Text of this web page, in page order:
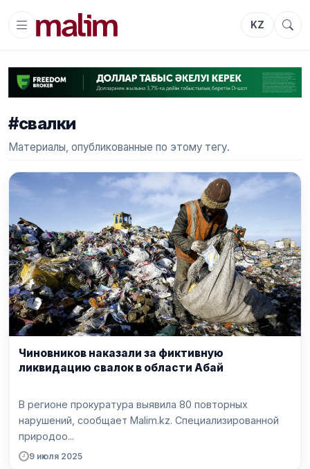
KZ
#свалки
Материалы, опубликованные по этому тегу.
Чиновников наказали за фиктивную
ликвидацию свалок в области Абай
В регионе прокуратура выявила 80 повторных
нарушений, сообщает Malim.kz. Специализированной
природоо...
9 июля 2025